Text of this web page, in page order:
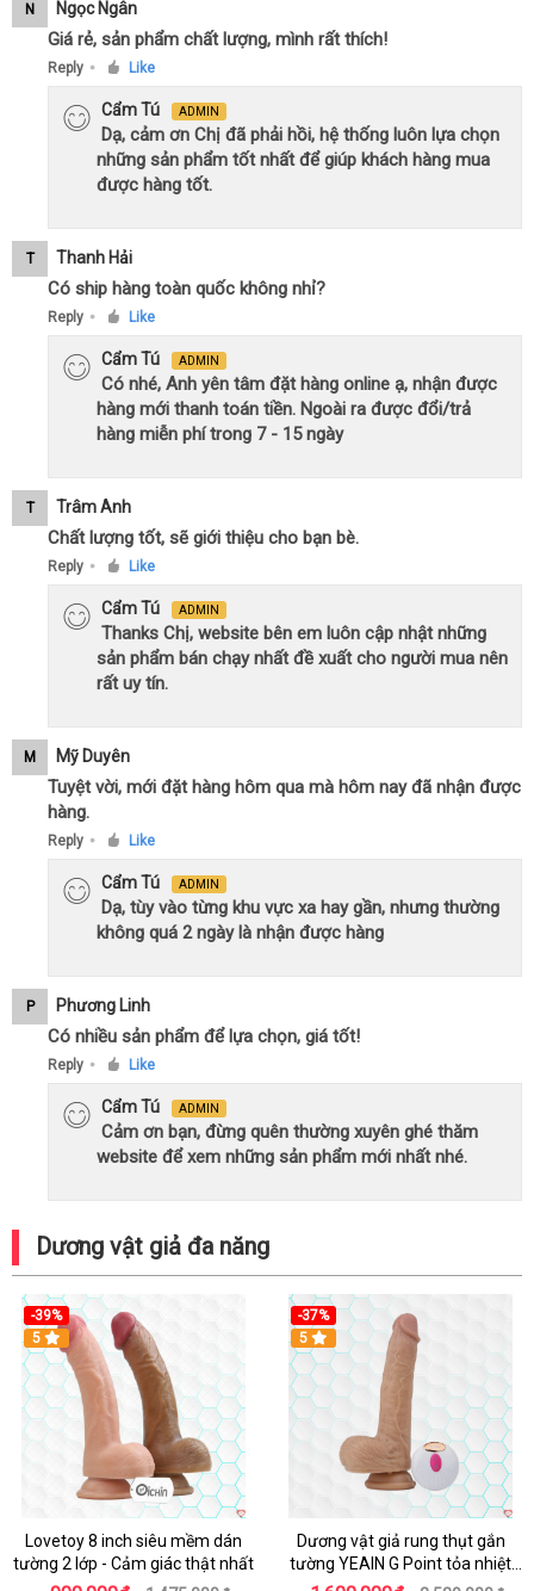
N Ngọc Ngân
Giá rẻ, sản phẩm chất lượng, mình rất thích!
Reply ● Like
Cẩm Tú ADMIN
Dạ, cảm ơn Chị đã phải hồi, hệ thống luôn lựa chọn
những sản phẩm tốt nhất để giúp khách hàng mua
được hàng tốt.
T Thanh Hải
Có ship hàng toàn quốc không nhỉ?
Reply ● Like
Cẩm Tú ADMIN
Có nhé, Anh yên tâm đặt hàng online ạ, nhận được
hàng mới thanh toán tiền. Ngoài ra được đổi/trả
hàng miễn phí trong 7 - 15 ngày
T Trâm Anh
Chất lượng tốt, sẽ giới thiệu cho bạn bè.
Reply ● Like
Cẩm Tú ADMIN
Thanks Chị, website bên em luôn cập nhật những
sản phẩm bán chạy nhất đề xuất cho người mua nên
rất uy tín.
M Mỹ Duyên
Tuyệt vời, mới đặt hàng hôm qua mà hôm nay đã nhận được
hàng.
Reply ● Like
Cẩm Tú ADMIN
Dạ, tùy vào từng khu vực xa hay gần, nhưng thường
không quá 2 ngày là nhận được hàng
P Phương Linh
Có nhiều sản phẩm để lựa chọn, giá tốt!
Reply ● Like
Cẩm Tú ADMIN
Cảm ơn bạn, đừng quên thường xuyên ghé thăm
website để xem những sản phẩm mới nhất nhé.
Dương vật giả đa năng
-39%
Hot
5
Lovetoy 8 inch siêu mềm dán
tường 2 lớp - Cảm giác thật nhất
-37%
5
Dương vật giả rung thụt gắn
tường YEAIN G Point tỏa nhiệt
điều khiển từ xa